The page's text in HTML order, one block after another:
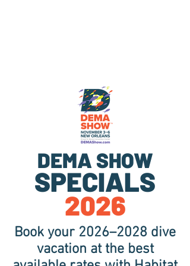
DEMA SHOW
SPECIALS
2026
Book your 2026–2028 dive
vacation at the best